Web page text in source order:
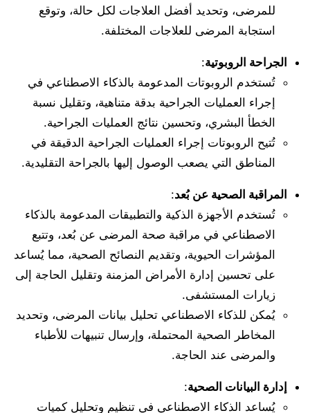
للمرضى، وتحديد أفضل العلاجات لكل حالة، وتوقع
استجابة المرضى للعلاجات المختلفة.
الجراحة الروبوتية:
تُستخدم الروبوتات المدعومة بالذكاء الاصطناعي في
إجراء العمليات الجراحية بدقة متناهية، وتقليل نسبة
الخطأ البشري، وتحسين نتائج العمليات الجراحية.
تُتيح الروبوتات إجراء العمليات الجراحية الدقيقة في
المناطق التي يصعب الوصول إليها بالجراحة التقليدية.
المراقبة الصحية عن بُعد:
تُستخدم الأجهزة الذكية والتطبيقات المدعومة بالذكاء
الاصطناعي في مراقبة صحة المرضى عن بُعد، وتتبع
المؤشرات الحيوية، وتقديم النصائح الصحية، مما يُساعد
على تحسين إدارة الأمراض المزمنة وتقليل الحاجة إلى
زيارات المستشفى.
يُمكن للذكاء الاصطناعي تحليل بيانات المرضى، وتحديد
المخاطر الصحية المحتملة، وإرسال تنبيهات للأطباء
والمرضى عند الحاجة.
إدارة البيانات الصحية:
يُساعد الذكاء الاصطناعي في تنظيم وتحليل كميات